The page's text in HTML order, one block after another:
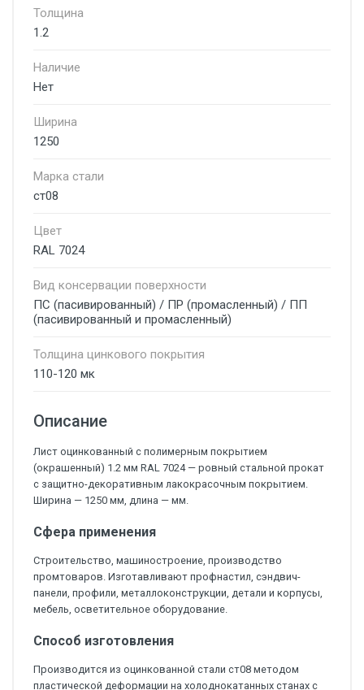
Толщина
1.2
Наличие
Нет
Ширина
1250
Марка стали
ст08
Цвет
RAL 7024
Вид консервации поверхности
ПС (пасивированный) / ПР (промасленный) / ПП
(пасивированный и промасленный)
Толщина цинкового покрытия
110-120 мк
Описание
Лист оцинкованный с полимерным покрытием
(окрашенный) 1.2 мм RAL 7024 — ровный стальной прокат
с защитно-декоративным лакокрасочным покрытием.
Ширина — 1250 мм, длина — мм.
Сфера применения
Строительство, машиностроение, производство
промтоваров. Изготавливают профнастил, сэндвич-
панели, профили, металлоконструкции, детали и корпусы,
мебель, осветительное оборудование.
Способ изготовления
Производится из оцинкованной стали ст08 методом
пластической деформации на холоднокатанных станах с